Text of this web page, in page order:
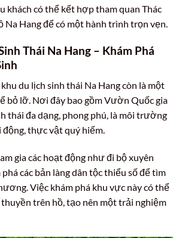
khách có thể kết hợp tham quan Thác
Na Hang để có một hành trình trọn vẹn.
Thái Na Hang – Khám Phá
du lịch sinh thái Na Hang còn là một
bỏ lỡ. Nơi đây bao gồm Vườn Quốc gia
thái đa dạng, phong phú, là môi trường
động, thực vật quý hiếm.
gia các hoạt động như đi bộ xuyên
các bản làng dân tộc thiểu số để tìm
Việc khám phá khu vực này có thể
trên hồ, tạo nên một trải nghiệm